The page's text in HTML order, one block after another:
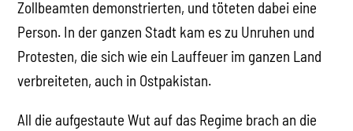
Zollbeamten demonstrierten, und töteten dabei eine
Person. In der ganzen Stadt kam es zu Unruhen und
Protesten, die sich wie ein Lauffeuer im ganzen Land
verbreiteten, auch in Ostpakistan.
All die aufgestaute Wut auf das Regime brach an die